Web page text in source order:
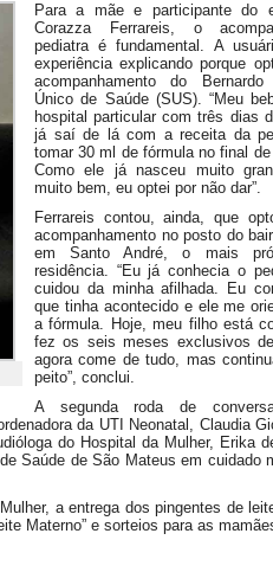
Para a mãe e participante do
Corazza Ferrareis, o
pediatra é fundamental. A
experiência explicando porque
acompanhamento do
Único de Saúde (SUS). “Meu
hospital particular com três dias
já saí de lá com a receita da
tomar 30 ml de fórmula no final
Como ele já nasceu muito
muito bem, eu optei por não dar”.
Ferrareis contou, ainda, que
acompanhamento no posto do
em Santo André, o mais
residência. “Eu já conhecia o
cuidou da minha afilhada. Eu
que tinha acontecido e ele me
a fórmula. Hoje, meu filho está
fez os seis meses exclusivos
agora come de tudo, mas
peito”, conclui.
A segunda roda de
da UTI Neonatal, Claudia
do Hospital da Mulher, Erika
Saúde de São Mateus em cuidado
a entrega dos pingentes de
Materno” e sorteios para as